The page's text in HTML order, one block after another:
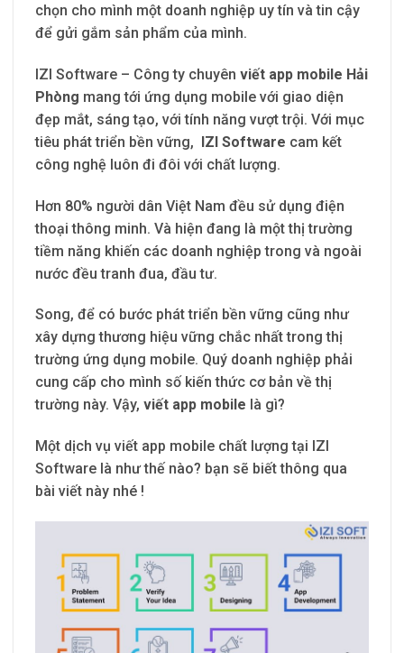
chọn cho mình một doanh nghiệp uy tín và tin cậy
để gửi gắm sản phẩm của mình.
IZI Software – Công ty chuyên viết app mobile Hải
Phòng mang tới ứng dụng mobile với giao diện
đẹp mắt, sáng tạo, với tính năng vượt trội. Với mục
tiêu phát triển bền vững, IZI Software cam kết
công nghệ luôn đi đôi với chất lượng.
Hơn 80% người dân Việt Nam đều sử dụng điện
thoại thông minh. Và hiện đang là một thị trường
tiềm năng khiến các doanh nghiệp trong và ngoài
nước đều tranh đua, đầu tư.
Song, để có bước phát triển bền vững cũng như
xây dựng thương hiệu vững chắc nhất trong thị
trường ứng dụng mobile. Quý doanh nghiệp phải
cung cấp cho mình số kiến thức cơ bản về thị
trường này. Vậy, viết app mobile là gì?
Một dịch vụ viết app mobile chất lượng tại IZI
Software là như thế nào? bạn sẽ biết thông qua
bài viết này nhé !